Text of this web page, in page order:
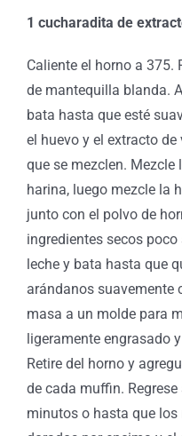
1 cucharadita de
Caliente el horno a 375.
de mantequilla blanda.
bata hasta que esté
el huevo y el extracto
que se mezclen.
harina, luego mezcle la
junto con el polvo de
ingredientes secos
leche y bata hasta que
arándanos suavemente
masa a un molde para
ligeramente engrasado
Retire del horno y
de cada muffin.
minutos o hasta que